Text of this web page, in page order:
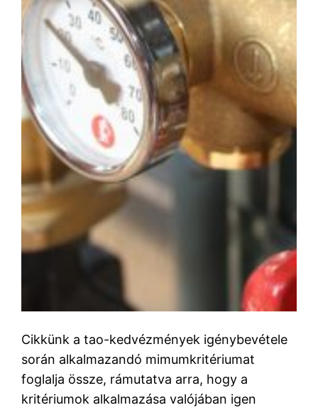
Cikkünk a tao-kedvézmények igénybevétele
során alkalmazandó mimumkritériumat
foglalja össze, rámutatva arra, hogy a
kritériumok alkalmazása valójában igen